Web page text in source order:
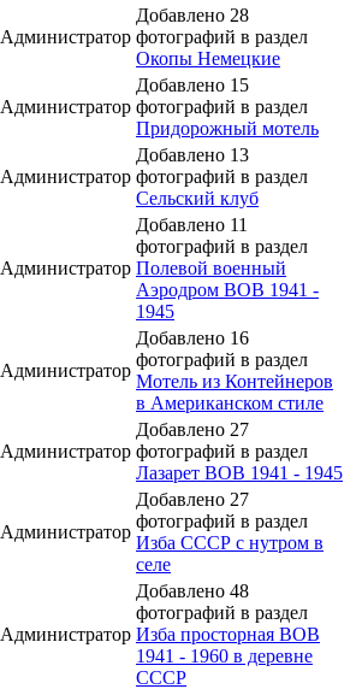
Администратор
Добавлено 28
фотографий в раздел
Окопы Немецкие
Администратор
Добавлено 15
фотографий в раздел
Придорожный мотель
Администратор
Добавлено 13
фотографий в раздел
Сельский клуб
Администратор
Добавлено 11
фотографий в раздел
Полевой военный
Аэродром ВОВ 1941 -
1945
Администратор
Добавлено 16
фотографий в раздел
Мотель из Контейнеров
в Американском стиле
Администратор
Добавлено 27
фотографий в раздел
Лазарет ВОВ 1941 - 1945
Администратор
Добавлено 27
фотографий в раздел
Изба СССР с нутром в
селе
Администратор
Добавлено 48
фотографий в раздел
Изба просторная ВОВ
1941 - 1960 в деревне
СССР